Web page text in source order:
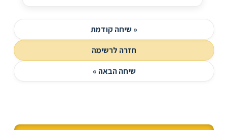
« שיחה קודמת
חזרה לרשימה
שיחה הבאה »